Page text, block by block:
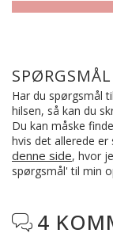
Har du spørgsmål
hilsen, så kan du
Du kan måske
hvis det allerede
denne side, hvor
spørgsmål' til min
 4